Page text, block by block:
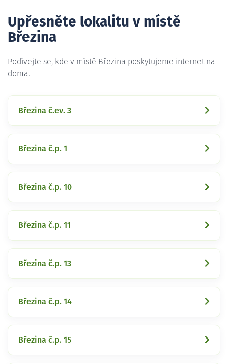
Upřesněte lokalitu v místě
Březina
Podívejte se, kde v místě Březina poskytujeme internet na
doma.
Březina č.ev. 3
Březina č.p. 1
Březina č.p. 10
Březina č.p. 11
Březina č.p. 13
Březina č.p. 14
Březina č.p. 15